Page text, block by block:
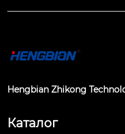
Hengbian Zhikong
Каталог